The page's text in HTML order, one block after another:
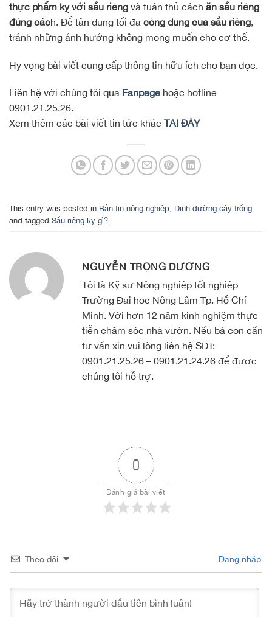
thực phẩm kỵ với sầu riêng và tuân thủ cách ăn sầu riêng
đúng cách. Để tận dụng tối đa công dụng của sầu riêng,
tránh những ảnh hưởng không mong muốn cho cơ thể.
Hy vọng bài viết cung cấp thông tin hữu ích cho bạn đọc.
Liên hệ với chúng tôi qua Fanpage hoặc hotline
0901.21.25.26.
Xem thêm các bài viết tin tức khác TẠI ĐÂY
This entry was posted in Bản tin nông nghiệp Dinh dưỡng cây trồng
and tagged Sầu riêng kỵ gì?
NGUYỄN TRỌNG DƯƠNG
Tôi là Kỹ sư Nông nghiệp tốt nghiệp
Trường Đại học Nông Lâm Tp. Hồ Chí
Minh. Với hơn 12 năm kinh nghiệm thực
tiễn chăm sóc nhà vườn. Nếu bà con cần
tư vấn xin vui lòng liên hệ SĐT:
0901.21.25.26 – 0901.21.24.26 để được
chúng tôi hỗ trợ.
0
Đánh giá bài viết
Theo dõi Đăng nhập